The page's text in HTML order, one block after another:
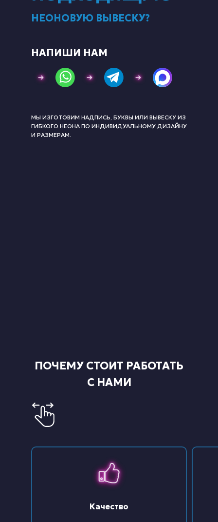
НАПИШИ НАМ
НЕОНОВУЮ ВЫВЕСКУ?
МЫ ИЗГОТОВИМ НАДПИСЬ, БУКВЫ ИЛИ ВЫВЕСКУ ИЗ
ГИБКОГО НЕОНА ПО ИНДИВИДУАЛЬНОМУ ДИЗАЙНУ
И РАЗМЕРАМ.
ПОЧЕМУ СТОИТ РАБОТАТЬ
С НАМИ
Качество